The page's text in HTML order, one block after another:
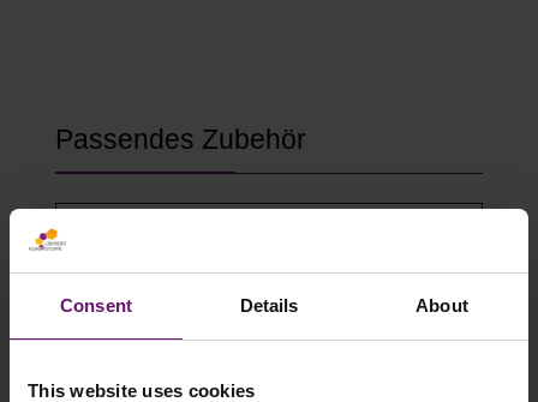
Consent Details About
This website uses cookies
Produktgalerie überspringen
Passendes Zubehör